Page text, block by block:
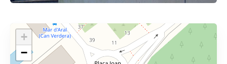
+
−